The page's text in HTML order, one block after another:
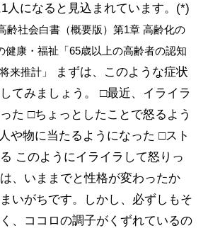
人になると見込まれています。(*)
齢社会白書（概要版）第1章 高齢化の
健康・福祉「65歳以上の高齢者の認知
来推計」
ょう。 □最近、イライラ
た □ちょっとしたことで怒るよう
や物に当たるようになった □スト
っ
、いままでと性格が変わったか
いがちです。しかし、必ずしもそ
、ココロの調子がくずれているの